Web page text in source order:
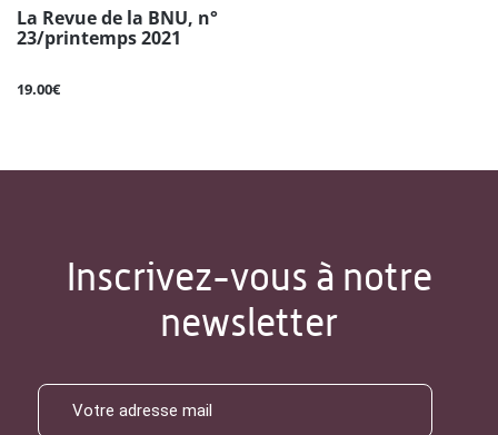
La Revue de la BNU, n°
23/printemps 2021
19.00€
Inscrivez-vous à notre
newsletter